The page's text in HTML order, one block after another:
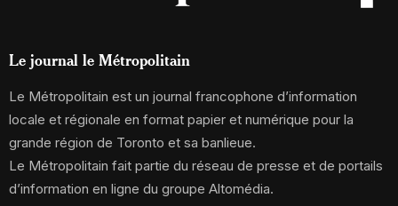
Le journal le Métropolitain
Le Métropolitain est un journal francophone d’information
locale et régionale en format papier et numérique pour la
grande région de Toronto et sa banlieue.
Le Métropolitain fait partie du réseau de presse et de portails
d’information en ligne du groupe Altomédia.